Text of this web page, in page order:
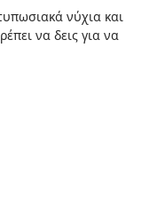
νύχια και
να δεις για να